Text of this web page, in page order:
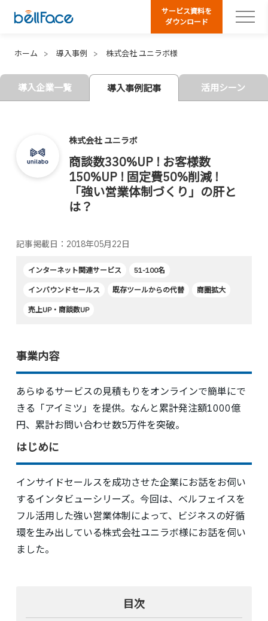
サービス資料を
ダウンロード
ホーム 導入事例 株式会社 ユニラボ様
導入企業一覧 導入事例記事 活用シーン
株式会社 ユニラボ
商談数330%UP ! お客様数
150%UP ! 固定費50%削減 !
「強い営業体制づくり」の肝と
は？
記事掲載日：2018年05月22日
インターネット関連サービス 51-100名
インバウンドセールス 既存ツールからの代替 商圏拡大
売上UP・商談数UP
事業内容
あらゆるサービスの見積もりをオンラインで簡単にで
きる「アイミツ」を提供。なんと累計発注額1000億
円、累計お問い合わせ数5万件を突破。
はじめに
インサイドセールスを成功させた企業にお話をお伺い
するインタビューシリーズ。今回は、ベルフェイスを
フル活用した強い営業体制によって、ビジネスの好循
環を生み出している株式会社ユニラボ様にお話を伺い
ました。
目次